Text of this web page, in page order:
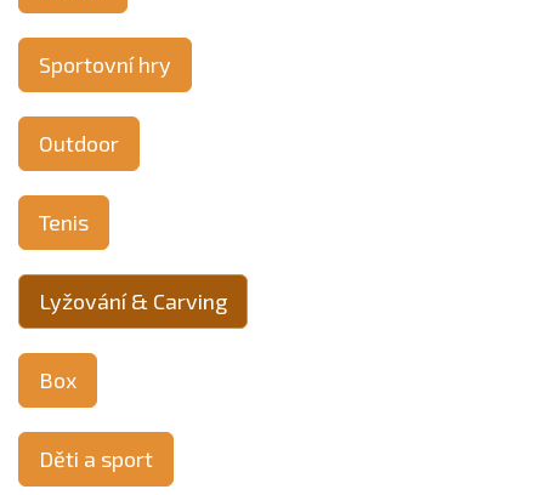
Sportovní hry
Outdoor
Tenis
Lyžování & Carving
Box
Děti a sport